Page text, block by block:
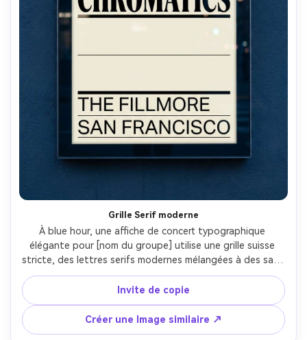
Grille Serif moderne
À blue hour, une affiche de concert typographique
élégante pour [nom du groupe] utilise une grille suisse
stricte, des lettres serifs modernes mélangées à des sans
minimalistes, une palette noire et crème à haut contraste,
incluent [DATE], [lieu], [ville], des règles et des
espacements parfaitement alignés, une propreté prête à
imprimer, photographiée comme une affiche dans un cadre
en verre avec des reflets subtils, Nikon Z6 II, 50mm,
Invite de copie
Créer une Image similaire ↗